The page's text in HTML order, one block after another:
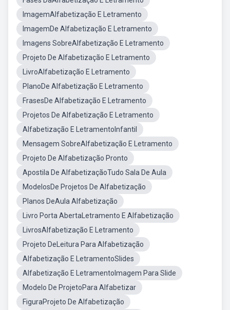
ImagemAlfabetização E Letramento
ImagemDe Alfabetização E Letramento
Imagens SobreAlfabetização E Letramento
Projeto De Alfabetização E Letramento
LivroAlfabetização E Letramento
PlanoDe Alfabetização E Letramento
FrasesDe Alfabetização E Letramento
Projetos De Alfabetização E Letramento
Alfabetização E LetramentoInfantil
Mensagem SobreAlfabetização E Letramento
Projeto De Alfabetização Pronto
Apostila De AlfabetizaçãoTudo Sala De Aula
ModelosDe Projetos De Alfabetização
Planos DeAula Alfabetização
Livro Porta AbertaLetramento E Alfabetização
LivrosAlfabetização E Letramento
Projeto DeLeitura Para Alfabetização
Alfabetização E LetramentoSlides
Alfabetização E LetramentoImagem Para Slide
Modelo De ProjetoPara Alfabetizar
FiguraProjeto De Alfabetização